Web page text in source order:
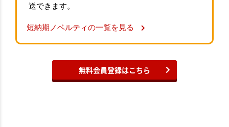
送できます。
短納期ノベルティの一覧を見る
無料会員登録はこちら